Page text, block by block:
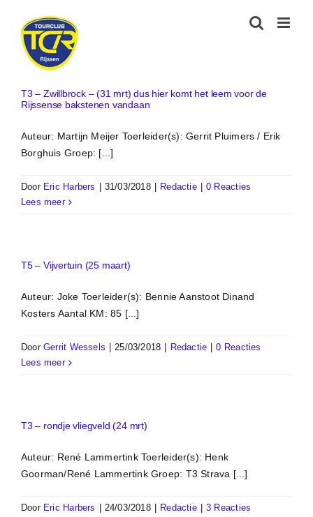
inhoud
T3 – Zwillbrock – (31 mrt) dus hier komt het leem voor de
Rijssense bakstenen vandaan
Auteur: Martijn Meijer Toerleider(s): Gerrit Pluimers / Erik
Borghuis Groep: [...]
Door Eric Harbers 31/03/2018 Redactie
0 Reacties
Lees meer
T5 – Vijvertuin (25 maart)
Auteur: Joke Toerleider(s): Bennie Aanstoot Dinand
Kosters Aantal KM: 85 [...]
DoorGerrit Wessels 25/03/2018 Redactie
0 Reacties
Lees meer
T3 – rondje vliegveld (24 mrt)
Auteur: René Lammertink Toerleider(s): Henk
Goorman/René Lammertink Groep: T3 Strava [...]
Door Eric Harbers 24/03/2018 Redactie
3 Reacties